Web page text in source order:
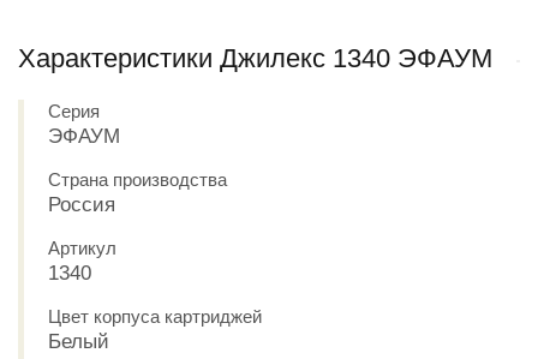
Характеристики Джилекс 1340 ЭФАУМ
Серия
ЭФАУМ
Страна производства
Россия
Артикул
1340
Цвет корпуса картриджей
Белый